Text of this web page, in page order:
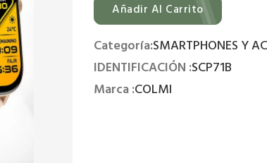
Añadir Al Carrito
Categoría:SMARTPHONES Y
IDENTIFICACIÓN :SCP71B
Marca :COLMI